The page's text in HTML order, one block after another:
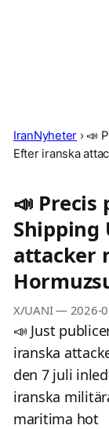
IranNyheter › 📣
Efter iranska
📣 Precis
Shipping
attacker
X/UANI— 2026-
📣 Just
iranska
den 7 juli
iranska
maritima hot